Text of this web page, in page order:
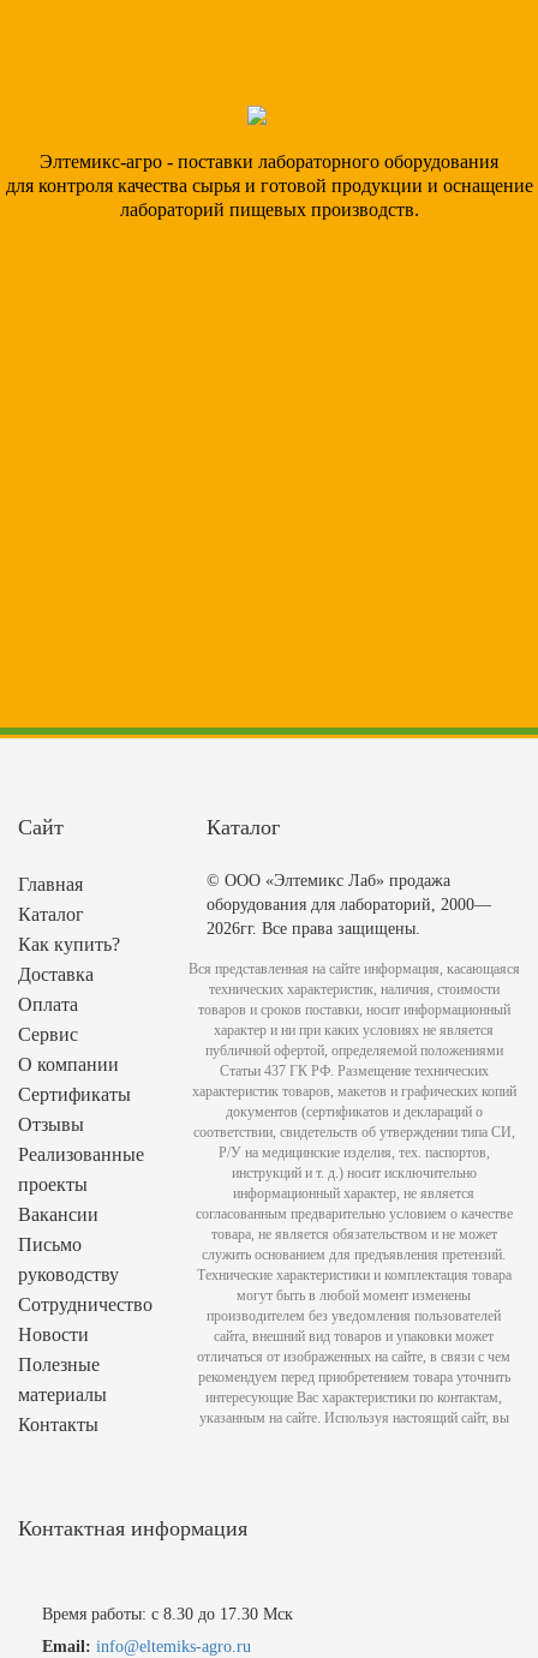
Элтемикс-агро - поставки лабораторного оборудования
для контроля качества сырья и готовой продукции и оснащение
лабораторий пищевых производств.
Сайт
Главная
Каталог
Как купить?
Доставка
Оплата
Сервис
О компании
Сертификаты
Отзывы
Реализованные
проекты
Вакансии
Письмо
руководству
Сотрудничество
Новости
Полезные
материалы
Контакты
Каталог
Контактная информация
Время работы: с 8.30 до 17.30 Мск
Email: info@eltemiks-agro.ru
© ООО «Элтемикс Лаб» продажа
оборудования для лабораторий, 2000—
2026гг. Все права защищены.
Вся представленная на сайте информация, касающаяся
технических характеристик, наличия, стоимости
товаров и сроков поставки, носит информационный
характер и ни при каких условиях не является
публичной офертой, определяемой положениями
Статьи 437 ГК РФ. Размещение технических
характеристик товаров, макетов и графических копий
документов (сертификатов и деклараций о
соответствии, свидетельств об утверждении типа СИ,
Р/У на медицинские изделия, тех. паспортов,
инструкций и т. д.) носит исключительно
информационный характер, не является
согласованным предварительно условием о качестве
товара, не является обязательством и не может
служить основанием для предъявления претензий.
Технические характеристики и комплектация товара
могут быть в любой момент изменены
производителем без уведомления пользователей
сайта, внешний вид товаров и упаковки может
отличаться от изображенных на сайте, в связи с чем
рекомендуем перед приобретением товара уточнить
интересующие Вас характеристики по контактам,
указанным на сайте. Используя настоящий сайт, вы